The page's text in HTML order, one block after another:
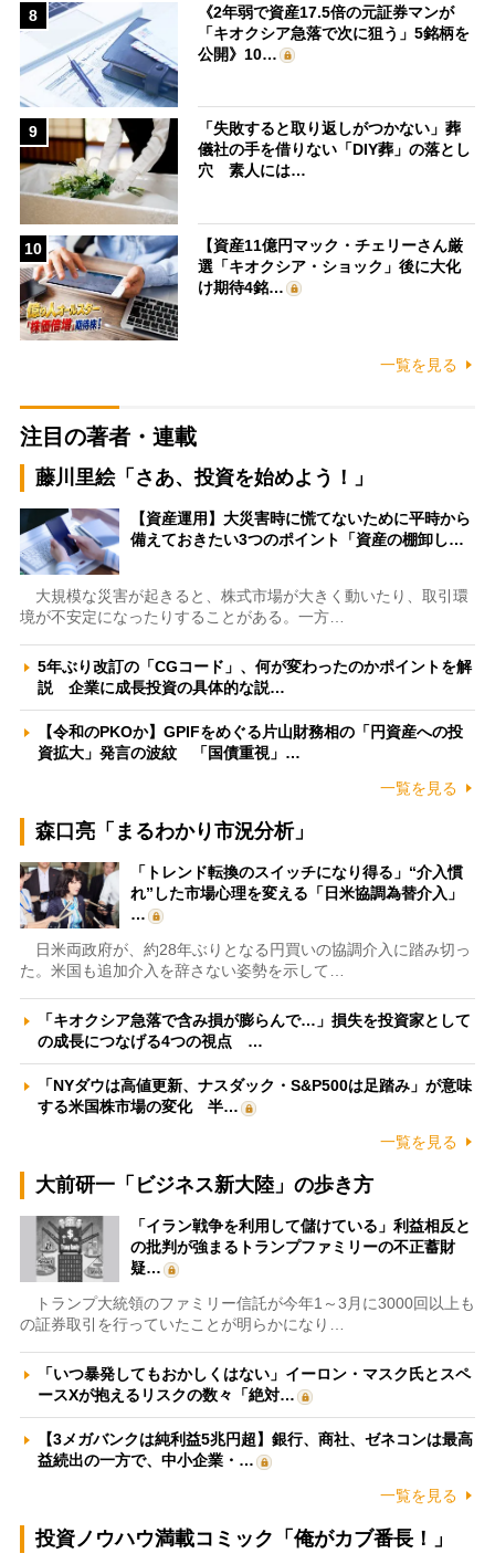
8
《2年弱で資産17.5倍の元証券マンが
「キオクシア急落で次に狙う」5銘柄を
公開》10…
9
「失敗すると取り返しがつかない」葬
儀社の手を借りない「DIY葬」の落とし
穴 素人には…
10
【資産11億円マック・チェリーさん厳
選「キオクシア・ショック」後に大化
け期待4銘…
一覧を見る
注目の著者・連載
藤川里絵「さあ、投資を始めよう！」
【資産運用】大災害時に慌てないために平時から
備えておきたい3つのポイント「資産の棚卸し…
大規模な災害が起きると、株式市場が大きく動いたり、取引環
境が不安定になったりすることがある。一方…
5年ぶり改訂の「CGコード」、何が変わったのかポイントを解
説 企業に成長投資の具体的な説…
【令和のPKOか】GPIFをめぐる片山財務相の「円資産への投
資拡大」発言の波紋 「国債重視」…
一覧を見る
森口亮「まるわかり市況分析」
「トレンド転換のスイッチになり得る」“介入慣
れ”した市場心理を変える「日米協調為替介入」
…
日米両政府が、約28年ぶりとなる円買いの協調介入に踏み切っ
た。米国も追加介入を辞さない姿勢を示して…
「キオクシア急落で含み損が膨らんで…」損失を投資家として
の成長につなげる4つの視点 …
「NYダウは高値更新、ナスダック・S&P500は足踏み」が意味
する米国株市場の変化 半…
一覧を見る
大前研一「ビジネス新大陸」の歩き方
「イラン戦争を利用して儲けている」利益相反と
の批判が強まるトランプファミリーの不正蓄財
疑…
トランプ大統領のファミリー信託が今年1～3月に3000回以上も
の証券取引を行っていたことが明らかになり…
「いつ暴発してもおかしくはない」イーロン・マスク氏とスペ
ースXが抱えるリスクの数々「絶対…
【3メガバンクは純利益5兆円超】銀行、商社、ゼネコンは最高
益続出の一方で、中小企業・…
一覧を見る
投資ノウハウ満載コミック「俺がカブ番長！」